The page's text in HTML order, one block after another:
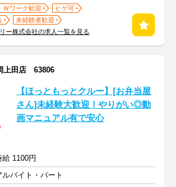
Ｗワーク歓迎
ヒゲ可
未経験者歓迎
ー株式会社の求人一覧を見る
上田店 63806
【ほっともっとクルー】[お弁当屋
さん]未経験大歓迎！やりがい◎動
画マニュアル有で安心
給 1100円
ルバイト・パート